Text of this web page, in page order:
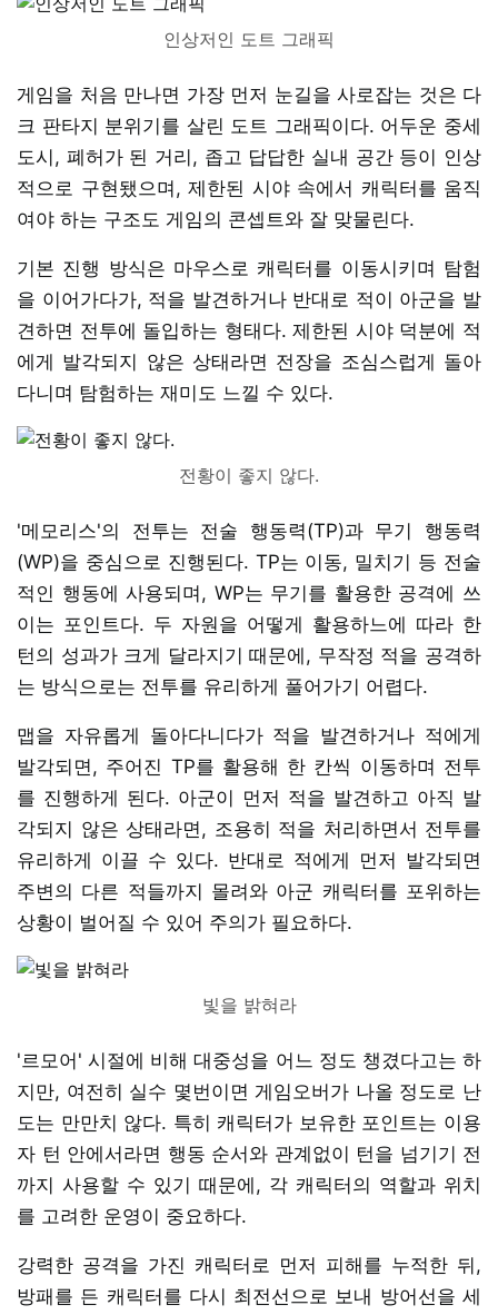
인상저인 도트 그래픽
게임을 처음 만나면 가장 먼저 눈길을 사로잡는 것은 다
크 판타지 분위기를 살린 도트 그래픽이다. 어두운 중세
도시, 폐허가 된 거리, 좁고 답답한 실내 공간 등이 인상
적으로 구현됐으며, 제한된 시야 속에서 캐릭터를 움직
여야 하는 구조도 게임의 콘셉트와 잘 맞물린다.
기본 진행 방식은 마우스로 캐릭터를 이동시키며 탐험
을 이어가다가, 적을 발견하거나 반대로 적이 아군을 발
견하면 전투에 돌입하는 형태다. 제한된 시야 덕분에 적
에게 발각되지 않은 상태라면 전장을 조심스럽게 돌아
다니며 탐험하는 재미도 느낄 수 있다.
전황이 좋지 않다.
'메모리스'의 전투는 전술 행동력(TP)과 무기 행동력
(WP)을 중심으로 진행된다. TP는 이동, 밀치기 등 전술
적인 행동에 사용되며, WP는 무기를 활용한 공격에 쓰
이는 포인트다. 두 자원을 어떻게 활용하느에 따라 한
턴의 성과가 크게 달라지기 때문에, 무작정 적을 공격하
는 방식으로는 전투를 유리하게 풀어가기 어렵다.
맵을 자유롭게 돌아다니다가 적을 발견하거나 적에게
발각되면, 주어진 TP를 활용해 한 칸씩 이동하며 전투
를 진행하게 된다. 아군이 먼저 적을 발견하고 아직 발
각되지 않은 상태라면, 조용히 적을 처리하면서 전투를
유리하게 이끌 수 있다. 반대로 적에게 먼저 발각되면
주변의 다른 적들까지 몰려와 아군 캐릭터를 포위하는
상황이 벌어질 수 있어 주의가 필요하다.
빛을 밝혀라
'르모어' 시절에 비해 대중성을 어느 정도 챙겼다고는 하
지만, 여전히 실수 몇번이면 게임오버가 나올 정도로 난
도는 만만치 않다. 특히 캐릭터가 보유한 포인트는 이용
자 턴 안에서라면 행동 순서와 관계없이 턴을 넘기기 전
까지 사용할 수 있기 때문에, 각 캐릭터의 역할과 위치
를 고려한 운영이 중요하다.
강력한 공격을 가진 캐릭터로 먼저 피해를 누적한 뒤,
방패를 든 캐릭터를 다시 최전선으로 보내 방어선을 세